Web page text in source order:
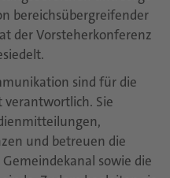
bereichsübergreifender
der Vorsteherkonferenz
sind für die
Sie
und betreuen die
sowie die